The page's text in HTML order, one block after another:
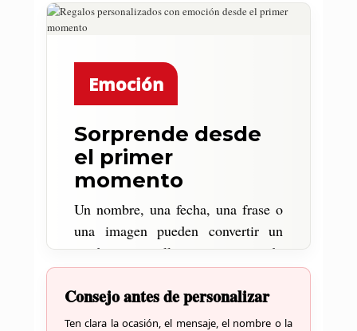
Emoción
Sorprende desde
el primer
momento
Un nombre, una fecha, una frase o
una imagen pueden convertir un
producto sencillo en un recuerdo
que se conserva y se aprecia.
Consejo antes de personalizar
Ten clara la ocasión, el mensaje, el nombre o la